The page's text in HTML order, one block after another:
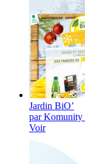
Jardin BiO’
par Komunity
Voir